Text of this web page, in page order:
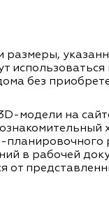
размеры,
использоваться
без
модели на
планировочного
в рабочей
от